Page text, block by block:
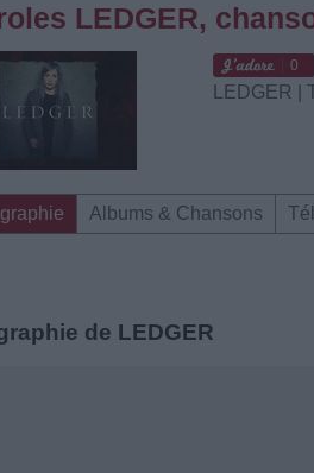
LEDGER,
0
LEDGER |
Albums & Chansons
de LEDGER